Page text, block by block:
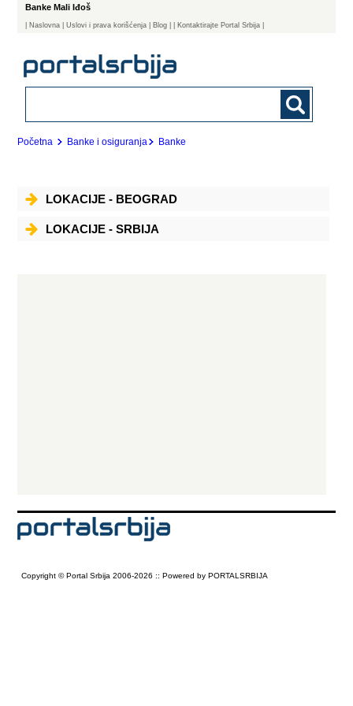
Banke Mali Iđoš
Naslovna | Uslovi i prava korišćenja Blog | Kontaktirajte Portal Srbija |
Početna Banke i osiguranja Banke
LOKACIJE - BEOGRAD
LOKACIJE - SRBIJA
Copyright © Portal Srbija 2006-2026 :: Powered by PORTALSRBIJA